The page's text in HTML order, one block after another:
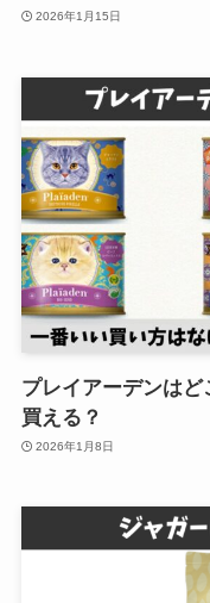
2026年1月15日
プレイアーデンは
買える？
2026年1月8日